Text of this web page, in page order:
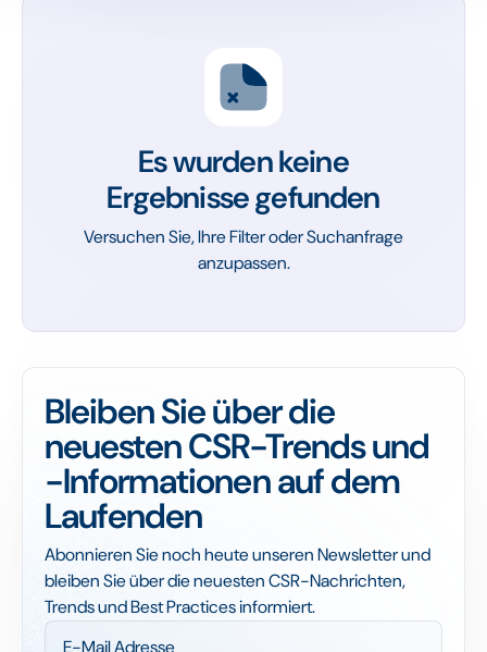
Es wurden keine
Ergebnisse gefunden
Versuchen Sie, Ihre Filter oder Suchanfrage
anzupassen.
Bleiben Sie über die
neuesten CSR-Trends und
-Informationen auf dem
Laufenden
Abonnieren Sie noch heute unseren Newsletter und
bleiben Sie über die neuesten CSR-Nachrichten,
Trends und Best Practices informiert.